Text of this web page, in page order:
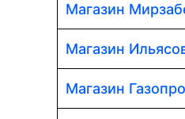
Магазин
Магазин
Магазин